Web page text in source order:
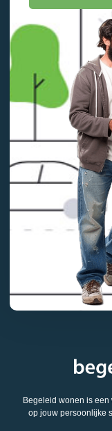
Begeleid wonen is
op jouw persoonlijke